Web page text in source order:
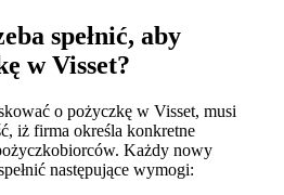
spełnić, aby
w Visset?
o pożyczkę w Visset, musi
iż firma określa konkretne
Każdy nowy
następujące wymogi: